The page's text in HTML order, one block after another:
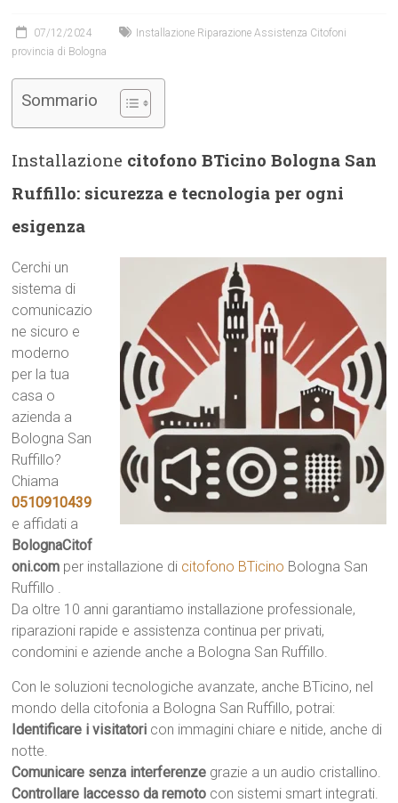
07/12/2024
Installazione Riparazione Assistenza Citofoni
provincia di Bologna
Sommario
Installazione citofono BTicino Bologna San
Ruffillo: sicurezza e tecnologia per ogni
esigenza
Cerchi un
sistema di
comunicazio
ne sicuro e
moderno
per la tua
casa o
azienda a
Bologna San
Ruffillo?
Chiama
0510910439
e affidati a
BolognaCitof
oni.com per installazione di citofono BTicino Bologna San
Ruffillo .
Da oltre 10 anni garantiamo installazione professionale,
riparazioni rapide e assistenza continua per privati,
condomini e aziende anche a Bologna San Ruffillo.
Con le soluzioni tecnologiche avanzate, anche BTicino, nel
mondo della citofonia a Bologna San Ruffillo, potrai:
Identificare i visitatori con immagini chiare e nitide, anche di
notte.
Comunicare senza interferenze grazie a un audio cristallino.
Controllare laccesso da remoto con sistemi smart integrati.